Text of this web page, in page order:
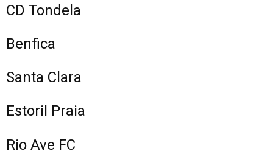
CD Tondela
Benfica
Santa Clara
Estoril Praia
Rio Ave FC